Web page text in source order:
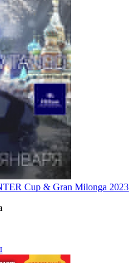
Cup & Gran Milonga 2023